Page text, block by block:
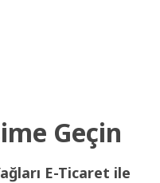
Geçin
E-Ticaret ile